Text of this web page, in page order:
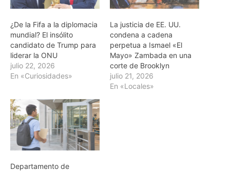
¿De la Fifa a la diplomacia
mundial? El insólito
candidato de Trump para
liderar la ONU
julio 22, 2026
En «Curiosidades»
La justicia de EE. UU.
condena a cadena
perpetua a Ismael «El
Mayo» Zambada en una
corte de Brooklyn
julio 21, 2026
En «Locales»
Departamento de